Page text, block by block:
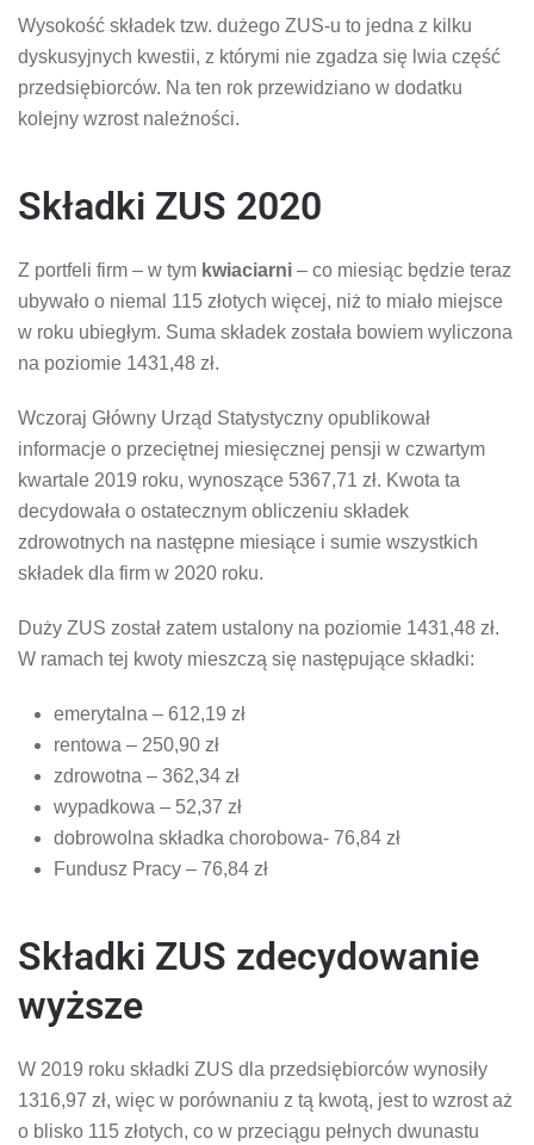
Wysokość składek tzw. dużego ZUS-u to jedna z kilku
dyskusyjnych kwestii, z którymi nie zgadza się lwia część
przedsiębiorców. Na ten rok przewidziano w dodatku
kolejny wzrost należności.
Składki ZUS 2020
Z portfeli firm – w tym kwiaciarni – co miesiąc będzie teraz
ubywało o niemal 115 złotych więcej, niż to miało miejsce
w roku ubiegłym. Suma składek została bowiem wyliczona
na poziomie 1431,48 zł.
Wczoraj Główny Urząd Statystyczny opublikował
informacje o przeciętnej miesięcznej pensji w czwartym
kwartale 2019 roku, wynoszące 5367,71 zł. Kwota ta
decydowała o ostatecznym obliczeniu składek
zdrowotnych na następne miesiące i sumie wszystkich
składek dla firm w 2020 roku.
Duży ZUS został zatem ustalony na poziomie 1431,48 zł.
W ramach tej kwoty mieszczą się następujące składki:
emerytalna – 612,19 zł
rentowa – 250,90 zł
zdrowotna – 362,34 zł
wypadkowa – 52,37 zł
dobrowolna składka chorobowa- 76,84 zł
Fundusz Pracy – 76,84 zł
Składki ZUS zdecydowanie
wyższe
W 2019 roku składki ZUS dla przedsiębiorców wynosiły
1316,97 zł, więc w porównaniu z tą kwotą, jest to wzrost aż
o blisko 115 złotych, co w przeciągu pełnych dwunastu